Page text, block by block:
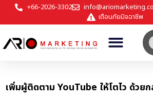
+66-2026-3302
เตือนภัยมิจฉาชีพ
เพิ่มผู้ติดตาม YouTube ให้โตไว ด้วย